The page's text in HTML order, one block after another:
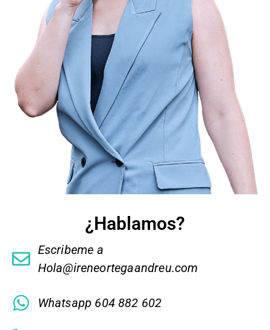
¿Hablamos?
Escribeme a
Hola@ireneortegaandreu.com
Whatsapp 604 882 602